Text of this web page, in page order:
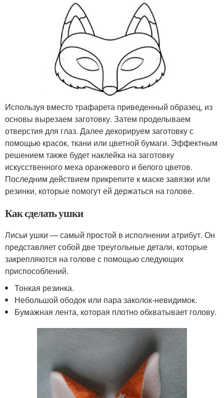
Используя вместо трафарета приведенный образец, из
основы вырезаем заготовку. Затем проделываем
отверстия для глаз. Далее декорируем заготовку с
помощью красок, ткани или цветной бумаги. Эффектным
решением также будет наклейка на заготовку
искусственного меха оранжевого и белого цветов.
Последним действием прикрепите к маске завязки или
резинки, которые помогут ей держаться на голове.
Как сделать ушки
Лисьи ушки — самый простой в исполнении атрибут. Он
представляет собой две треугольные детали, которые
закрепляются на голове с помощью следующих
приспособлений.
Тонкая резинка.
Небольшой ободок или пара заколок-невидимок.
Бумажная лента, которая плотно обхватывает голову.